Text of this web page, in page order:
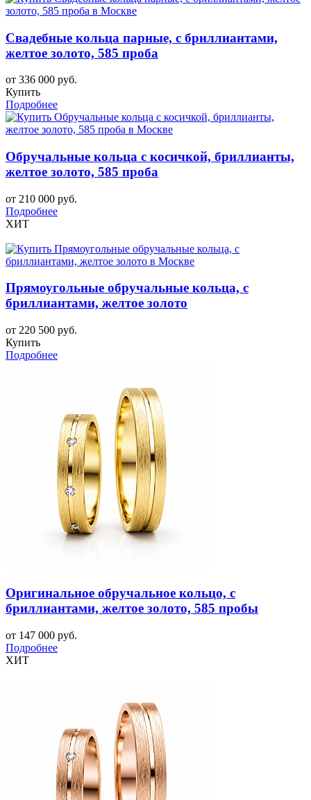
Свадебные кольца парные, с бриллиантами,
желтое золото, 585 проба
от 336 000 руб.
Купить
Подробнее
Обручальные кольца с косичкой, бриллианты,
желтое золото, 585 проба
от 210 000 руб.
Подробнее
ХИТ
Прямоугольные обручальные кольца, с
бриллиантами, желтое золото
от 220 500 руб.
Купить
Подробнее
Оригинальное обручальное кольцо, с
бриллиантами, желтое золото, 585 пробы
от 147 000 руб.
Подробнее
ХИТ